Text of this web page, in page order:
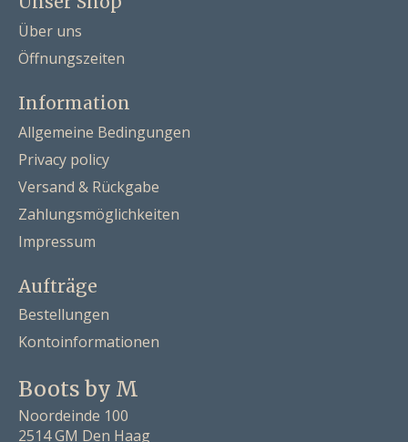
Über uns
Öffnungszeiten
Information
Allgemeine Bedingungen
Privacy policy
Versand & Rückgabe
Zahlungsmöglichkeiten
Impressum
Aufträge
Bestellungen
Kontoinformationen
Boots by M
Noordeinde 100
2514 GM Den Haag